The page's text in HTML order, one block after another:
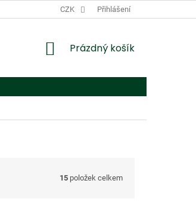
NÁHRADNÍ PLNĚNÍ
CZK Přihlášení
NÁKUPNÍ
Prázdný košík
15 položek celkem